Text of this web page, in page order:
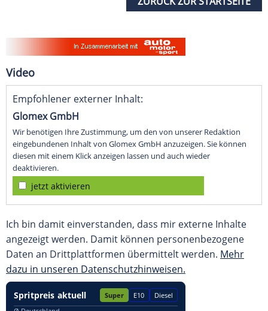
Video
Empfohlener externer Inhalt:
Glomex GmbH
Wir benötigen Ihre Zustimmung, um den von unserer Redaktion
eingebundenen Inhalt von Glomex GmbH anzuzeigen. Sie können
diesen mit einem Klick anzeigen lassen und auch wieder
deaktivieren.
jetzt aktivieren
Ich bin damit einverstanden, dass mir externe Inhalte
angezeigt werden. Damit können personenbezogene
Daten an Drittplattformen übermittelt werden. Mehr
dazu in unseren Datenschutzhinweisen.